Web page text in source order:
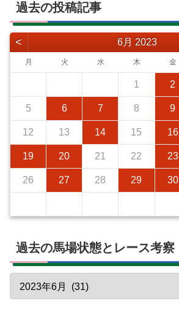
過去の投稿記事
< 6月 2023
月 火 水 木 金
1 2
5 6 7 8 9
12 13 14 15 16
19 20 21 22 23
26 27 28 29 30
過去の馬場状態とレース考察